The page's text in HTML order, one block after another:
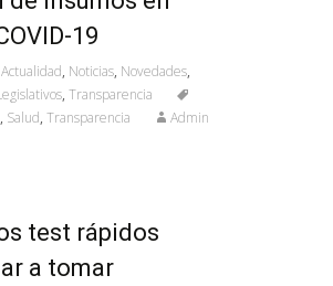
19
Actualidad, Noticias, Novedades,
, Transparencia
, Salud, Transparencia Admin
test rápidos
a tomar